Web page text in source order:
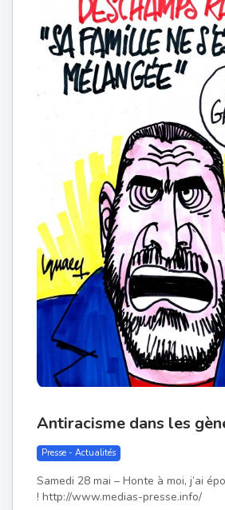
Antiracisme dans les
Presse - Actualités
Samedi 28 mai – Honte à moi, j’ai
! http://www.medias-presse.info/